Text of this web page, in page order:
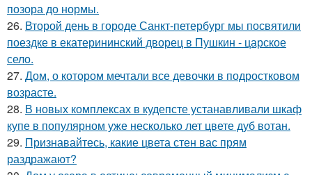
позора до нормы.
26. Второй день в городе Санкт-петербург мы посвятили
поездке в екатерининский дворец в Пушкин - царское
село.
27. Дом, о котором мечтали все девочки в подростковом
возрасте.
28. В новых комплексах в кудепсте устанавливали шкаф
купе в популярном уже несколько лет цвете дуб вотан.
29. Признавайтесь, какие цвета стен вас прям
раздражают?